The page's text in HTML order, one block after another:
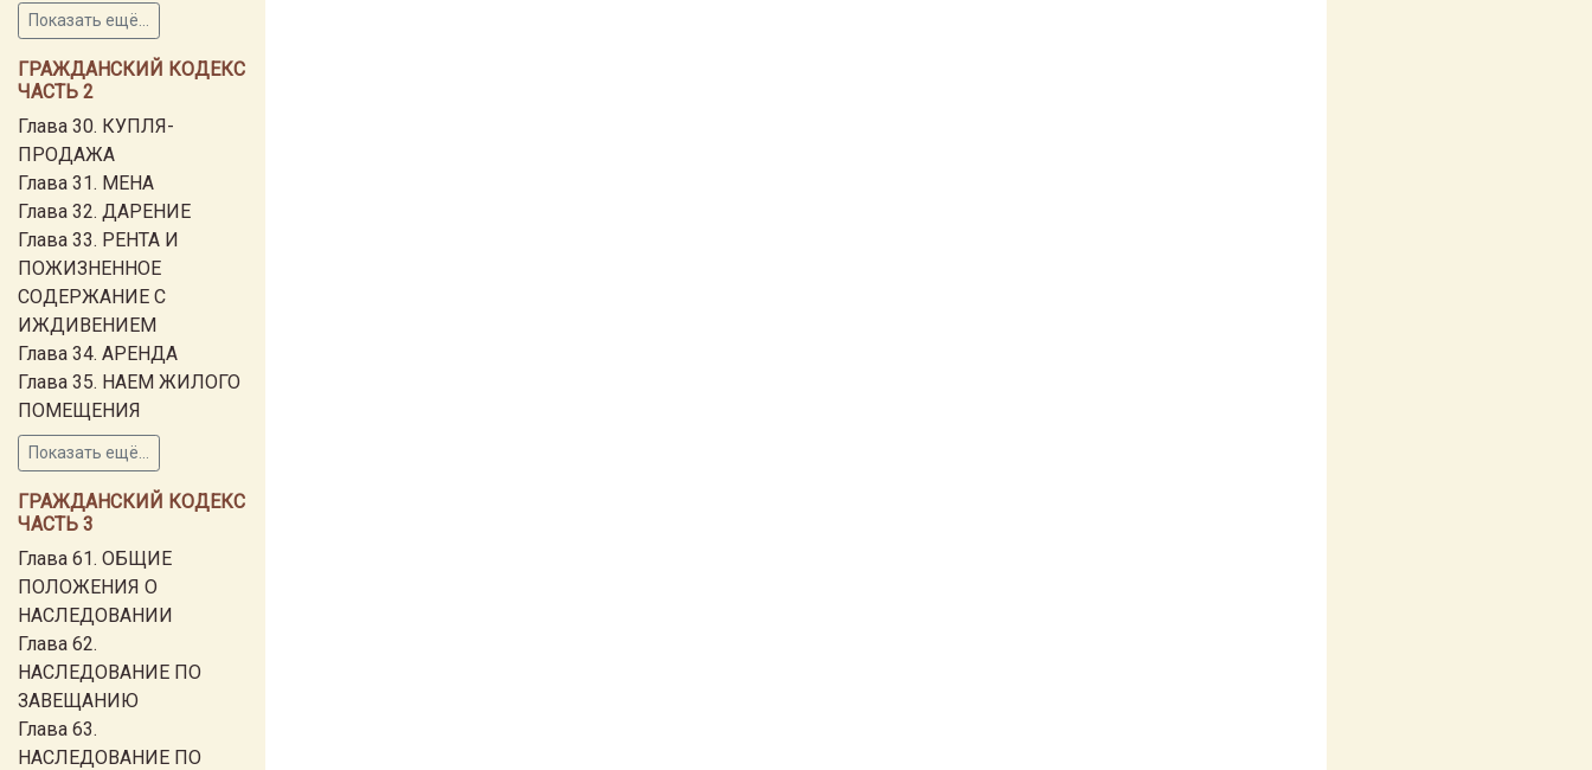
Показать ещё...
ГРАЖДАНСКИЙ КОДЕКС
ЧАСТЬ 2
Глава 30. КУПЛЯ-
ПРОДАЖА
Глава 31. МЕНА
Глава 32. ДАРЕНИЕ
Глава 33. РЕНТА И
ПОЖИЗНЕННОЕ
СОДЕРЖАНИЕ С
ИЖДИВЕНИЕМ
Глава 34. АРЕНДА
Глава 35. НАЕМ ЖИЛОГО
ПОМЕЩЕНИЯ
Показать ещё...
ГРАЖДАНСКИЙ КОДЕКС
ЧАСТЬ 3
Глава 61. ОБЩИЕ
ПОЛОЖЕНИЯ О
НАСЛЕДОВАНИИ
Глава 62.
НАСЛЕДОВАНИЕ ПО
ЗАВЕЩАНИЮ
Глава 63.
НАСЛЕДОВАНИЕ ПО